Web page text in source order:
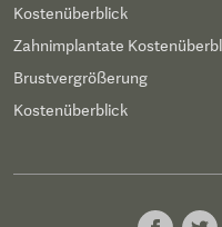
Kostenüberblick
Zahnimplantate
Brustvergrößerung
Kostenüberblick